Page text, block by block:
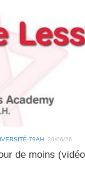
79AH 20/06/26
de moins